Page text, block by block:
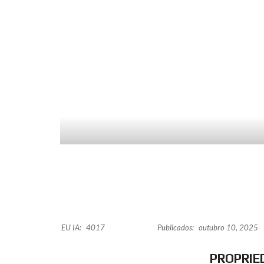
EU IA: 4017 Publicados: outubro 10, 2025